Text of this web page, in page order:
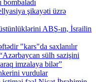
şikayəti üzrə
ABŞ-ın, İsrailin
"kars"da saxlanılır
sülh sazişini
imzalaya bilər”
vurdular